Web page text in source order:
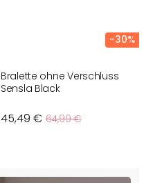
-30%
Bralette ohne Verschluss
Sensla Black
Normaler
64,99 €Verkaufspreis
45,49 €